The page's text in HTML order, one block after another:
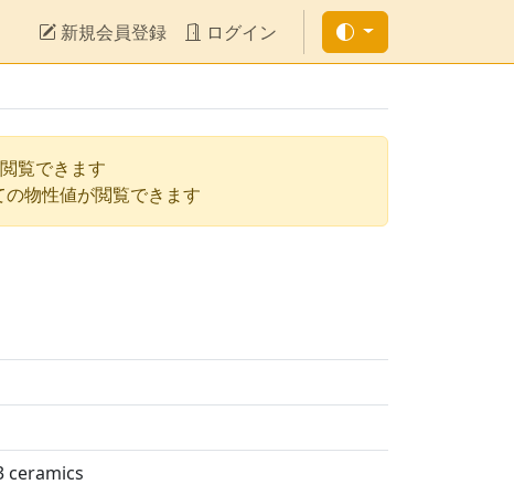
新規会員登録 ログイン
覧できます
物性値が閲覧できます
ceramics